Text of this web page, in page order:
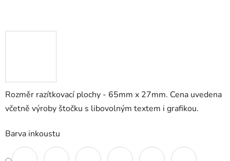
Rozměr razítkovací plochy - 65mm x 27mm. Cena uvedena
včetně výroby štočku s libovolným textem i grafikou.
Barva inkoustu